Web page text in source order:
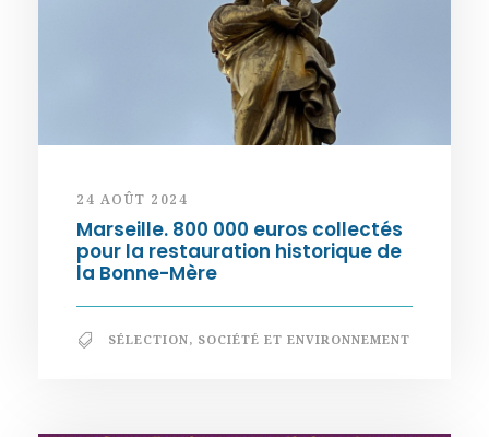
24 AOÛT 2024
Marseille. 800 000 euros collectés
pour la restauration historique de
la Bonne-Mère
SÉLECTION, SOCIÉTÉ ET ENVIRONNEMENT